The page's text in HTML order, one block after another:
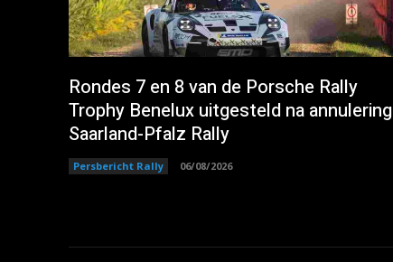
Rondes 7 en 8 van de Porsche Rally
Trophy Benelux uitgesteld na annulering
Saarland-Pfalz Rally
Persbericht Rally 06/08/2026